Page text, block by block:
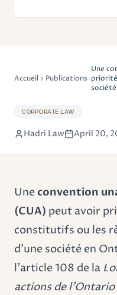
Accueil Publications
Une
CORPORATE LAW
Hadri Law April 20,
Uneconvention
(CUA) peut avoir
constitutifs ou les
d'une société en
l'article 108 de la
actions de l'Ontario